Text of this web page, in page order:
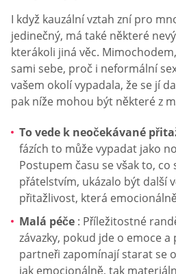
I když kauzální vztah zní pro
jedinečný, má také některé
kterákoli jiná věc.
sami sebe, proč i neformální
vašem okolí vypadala, že se jí
pak níže mohou být některé z
To vede k neočekávané
fázích to může vypadat jako
Postupem času se však to, co
přátelstvím, ukázalo být další
přitažlivost, která
Malá péče : Příležitostné
závazky, pokud jde o emoce
partneři zapomínají starat se
jak emocionálně, tak